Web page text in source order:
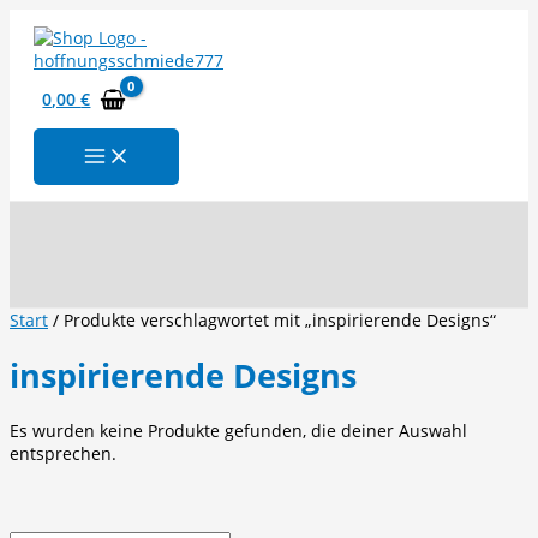
Inhalt
springen
0,00€
Start / Produkte verschlagwortet mit „inspirierende Designs“
inspirierende Designs
Es wurden keine Produkte gefunden, die deiner Auswahl
entsprechen.